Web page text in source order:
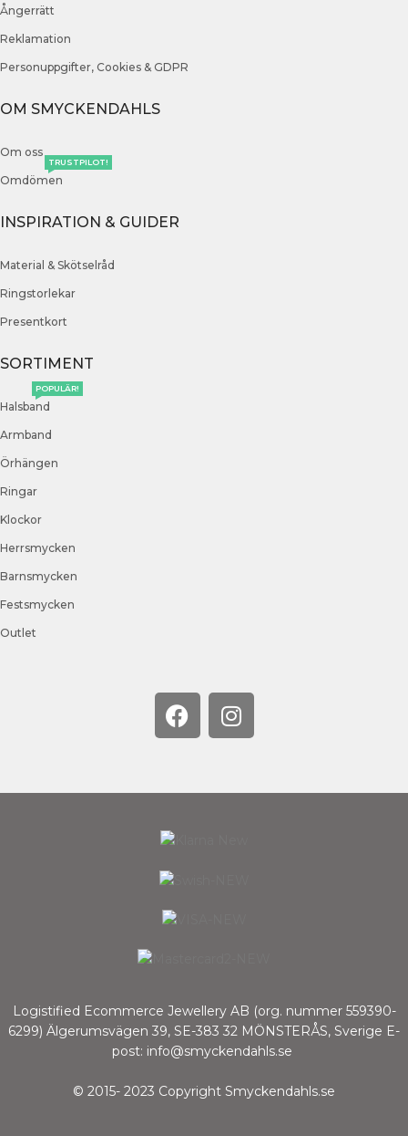
Ångerrätt
Reklamation
Personuppgifter, Cookies & GDPR
OM SMYCKENDAHLS
Om oss
Omdömen
TRUSTPILOT!
INSPIRATION & GUIDER
Material & Skötselråd
Ringstorlekar
Presentkort
SORTIMENT
Halsband
POPULÄR!
Armband
Örhängen
Ringar
Klockor
Herrsmycken
Barnsmycken
Festsmycken
Outlet
Logistified Ecommerce Jewellery AB (org. nummer 559390-
6299) Älgerumsvägen 39, SE-383 32 MÖNSTERÅS, Sverige E-
post: info@smyckendahls.se
© 2015- 2023 Copyright Smyckendahls.se